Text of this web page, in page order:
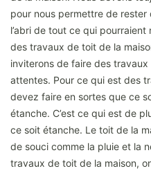
pour nous permettre de rester
l’abri de tout ce qui
des travaux de toit de la
inviterons de faire des
attentes. Pour ce qui est des
devez faire en sortes que ce
étanche. C’est ce qui est de
ce soit étanche. Le toit de la
de souci comme la pluie et la
travaux de toit de la maison,